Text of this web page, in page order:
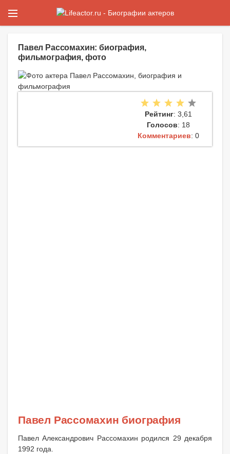
Павел Рассомахин: биография,
фильмография, фото
Рейтинг: 3,61
Голосов: 18
Комментариев: 0
Павел Рассомахин биография
Павел Александрович Рассомахин родился 29 декабря
1992 года.